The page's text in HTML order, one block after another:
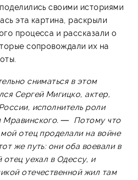
своими историями
эта картина, раскрыли
процесса и рассказали о
сопровождали их на
сниматься в этом
Сергей Мигицко, актер,
исполнитель роли
Мравинского. — Потому что
отец проделали на войне
же путь: они оба воевали в
уехал в Одессу, и
отечественной жил там